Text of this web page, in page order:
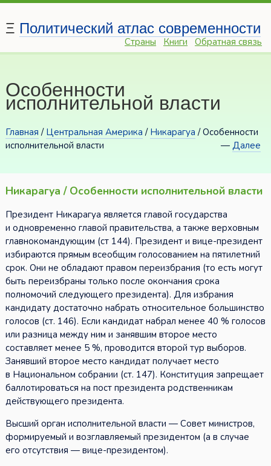
Ξ Политический атлас современности
Страны Книги Обратная связь
Особенности
исполнительной власти
Главная / Центральная Америка / Никарагуа / Особенности
исполнительной власти
—Далее
Никарагуа / Особенности исполнительной власти
Президент Никарагуа является главой государства
и одновременно главой правительства, а также верховным
главнокомандующим (ст 144). Президент и вице-президент
избираются прямым всеобщим голосованием на пятилетний
срок. Они не обладают правом переизбрания (то есть могут
быть переизбраны только после окончания срока
полномочий следующего президента). Для избрания
кандидату достаточно набрать относительное большинство
голосов (ст. 146). Если кандидат набрал менее 40 % голосов
или разница между ним и занявшим второе место
составляет менее 5 %, проводится второй тур выборов.
Занявший второе место кандидат получает место
в Национальном собрании (ст. 147). Конституция запрещает
баллотироваться на пост президента родственникам
действующего президента.
Высший орган исполнительной власти — Совет министров,
формируемый и возглавляемый президентом (а в случае
его отсутствия — вице-президентом).